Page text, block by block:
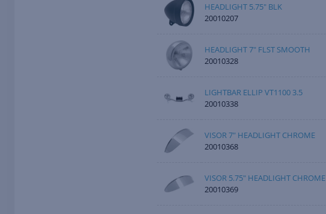
HEADLIGHT 5.75" BLK
20010207
HEADLIGHT 7" FLST SMOOTH
20010328
LIGHTBAR ELLIP VT1100 3.5
20010338
VISOR 7" HEADLIGHT CHROME
20010368
VISOR 5.75" HEADLIGHT CHROME
20010369